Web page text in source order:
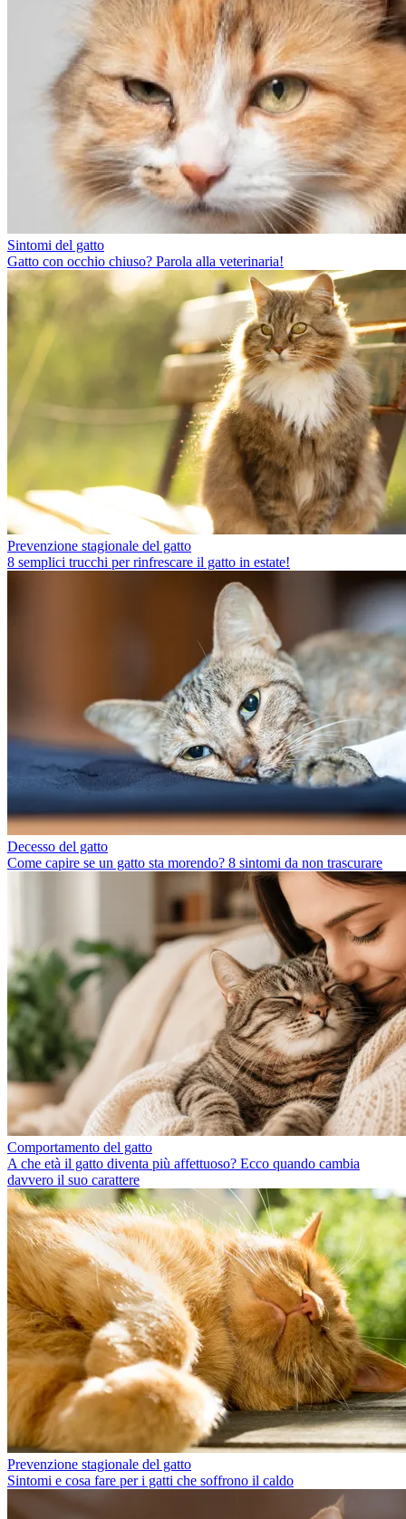
Sintomi del gatto
Gatto con occhio chiuso? Parola alla veterinaria!
Prevenzione stagionale del gatto
8 semplici trucchi per rinfrescare il gatto in estate!
Decesso del gatto
Come capire se un gatto sta morendo? 8 sintomi da non trascurare
Comportamento del gatto
A che età il gatto diventa più affettuoso? Ecco quando cambia
davvero il suo carattere
Prevenzione stagionale del gatto
Sintomi e cosa fare per i gatti che soffrono il caldo